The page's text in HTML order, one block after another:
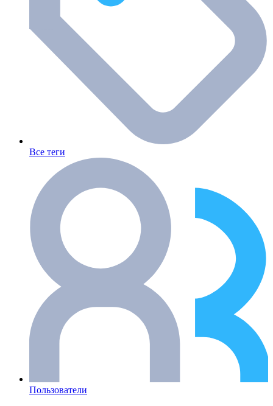
Все теги
Пользователи